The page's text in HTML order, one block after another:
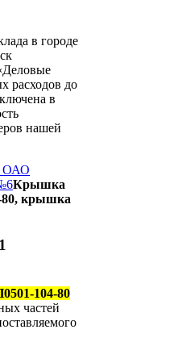
в городе
расходов до
в
нашей
ОАО
Крышка
80, крышка
104-80
частей